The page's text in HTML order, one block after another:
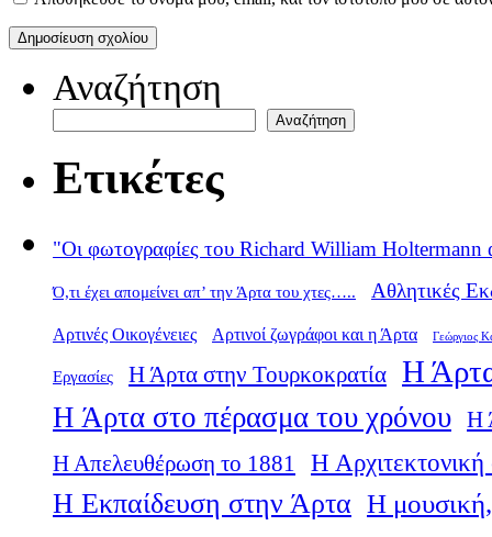
Αναζήτηση
Αναζήτηση
Ετικέτες
"Οι φωτογραφίες του Richard William Holtermann
Ό,τι έχει απομείνει απ’ την Άρτα του χτες….. Αθλητικές
Αρτινές Οικογένειες Αρτινοί ζωγράφοι και η Άρτα Γεώργιος
Εργασίες Η Άρτα στην Τουρκοκρατία Η
Η Άρτα στο πέρασμα του χρόνου Η
Η Απελευθέρωση το 1881
Η
Η Εκπαίδευση στην Άρτα Η μουσική,